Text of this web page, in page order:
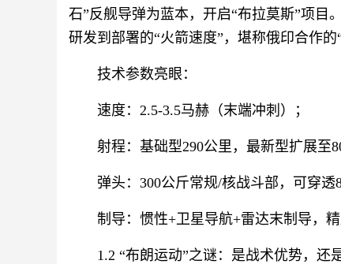
石”反舰导弹为蓝本，开启“布拉莫斯”项目
研发到部署的“火箭速度”，堪称俄印合作的
技术参数亮眼：
速度：2.5-3.5马赫（末端冲刺）；
射程：基础型290公里，最新型扩展至
弹头：300公斤常规/核战斗部，可穿透
制导：惯性+卫星导航+雷达末制导，精
1.2 “布朗运动”之谜：是战术优势，还